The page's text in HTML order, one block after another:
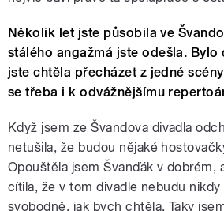
Několik let jste působila ve
stálého angažmá jste odešla. Bylo
jste chtěla přecházet z jedné
se třeba i k odvážnějšímu
Když jsem ze Švandova divadla
netušila, že budou nějaké
Opouštěla jsem Švanďák v dobrém,
cítila, že v tom divadle nebudu
svobodně, jak bych chtěla. Taky